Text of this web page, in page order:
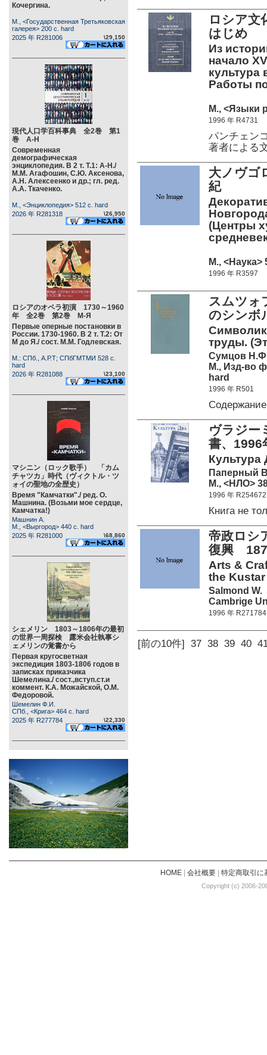
Кочергина.
М., <Государственная Третьяковская
галерея> 200 c. hard
2025 年 R281006
\29,150
現代人口学百科事典 全2巻 第1
巻 А-Н
Современная
демографическая
энциклопедия. В 2 т. Т.1: А-Н./
М.М. Агафошин, С.Ю. Аксенова,
А.Н. Алексеенко и др.; гл. ред.
А.А. Ткаченко.
М., <Энциклопедия> 512 c. hard
2026 年 R281318
\26,950
ロシアのオペラ初演 1730～1960
年 全2巻 第2巻 М-Я
Первые оперные постановки в
России. 1730-1960. В 2 т. Т.2: От
М до Я./ сост. М.М. Годлевская.
М.: СПб., А.Р.Т; СПбГМТМИ 528 c.
hard
2026 年 R281088
\23,100
マシニン（ロック歌手） 「カム
チャツカ」時代（ヴィクトル・ツ
ォイの聖地の全歴史）
Время "Камчатки"./ ред. О.
Машнина. (Возьми мое сердце,
Камчатка!)
Машнин А.
М., <Выргород> 440 c. hard
2025 年 R281000
\68,860
シェメリン 1803～1806年の最初
の世界一周探検 露米会社執事シ
ェメリンの覚書から
Первая кругосветная
экспедиция 1803-1806 годов в
записках приказчика
Шемелина./ сост.,вступ.ст.и
коммент. К.А. Можайской, О.М.
Федоровой.
Шемелин Ф.И.
СПб., <Крига> 464 c. hard
2025 年 R277784
\22,330
ロシア
はじめ
Из
начало
культура
Работы
М., <Языки
1996 年 R4731
パンチェン
著者による
大ノヴ
紀
(Центры
М., <Наука>
1996 年 R3597
スムツォ
のシン
труды.
Сумцов
М., Изд-во
hard
1996 年 R501
ヴラジ
書、1996
Культура
Паперный
М., <НЛО>
1996 年 R254672
Книга не
帝政ロシ
復興
Arts &
the
Salmond W.
Cambrige
1996 年 R271784
[前の10件] 37 38 39 40
HOME| 会社概要| 特定商取引に
Copyright (c) 2006-